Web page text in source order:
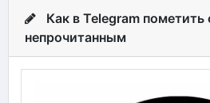
Как в Telegram
непрочитанным